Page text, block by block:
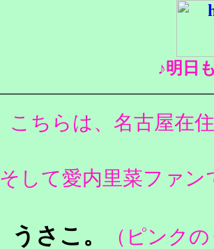
♪明日
こちらは、名古屋在
そして愛内里菜ファン
うさこ。
（ピンク